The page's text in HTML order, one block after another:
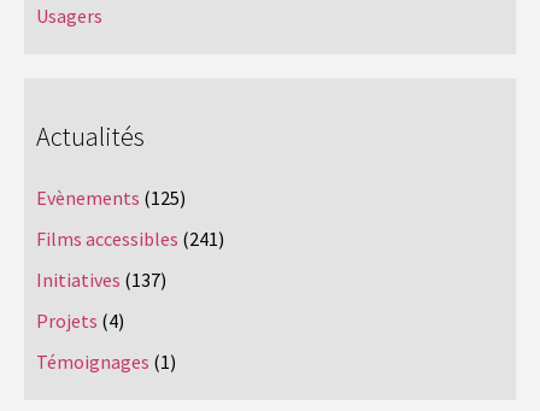
Usagers
Actualités
Evènements (125)
Films accessibles (241)
Initiatives (137)
Projets (4)
Témoignages (1)